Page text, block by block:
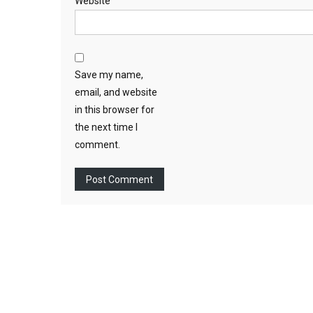
Save my name,
email, and website
in this browser for
the next time I
comment.